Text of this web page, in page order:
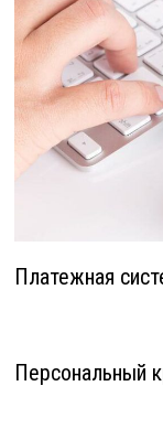
Платежная
Персональный